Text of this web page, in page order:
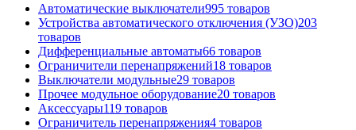
Автоматические выключатели995 товаров
Устройства автоматического отключения (УЗО)203
товаров
Дифференциальные автоматы66 товаров
Ограничители перенапряжений18 товаров
Выключатели модульные29 товаров
Прочее модульное оборудование20 товаров
Аксессуары119 товаров
Ограничитель перенапряжения4 товаров